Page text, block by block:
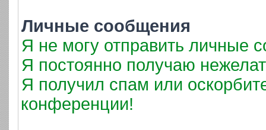
Личные сообщения
Я не могу отправить личные
Я постоянно получаю
Я получил спам или
конференции!